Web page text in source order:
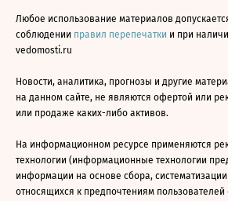
Любое использование материалов
соблюдении правил перепечатки и при
vedomosti.ru
Новости, аналитика, прогнозы и другие
на данном сайте, не являются офертой или
или продаже каких-либо активов.
На информационном ресурсе применяются
технологии (информационные технологии
информации на основе сбора,
относящихся к предпочтениям пользователей